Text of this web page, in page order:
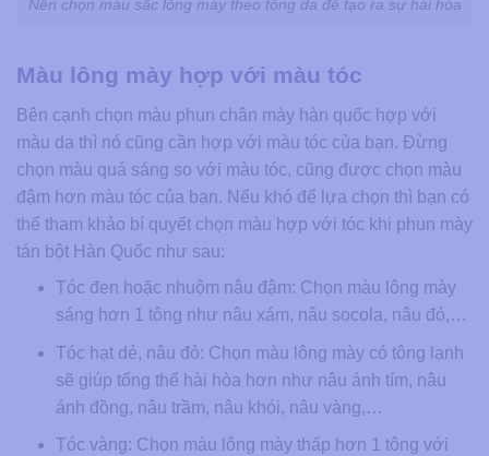
Nên chọn màu sắc lông mày theo tông da để tạo ra sự hài hòa
Màu lông mày hợp với màu tóc
Bên cạnh chọn màu phun chân mày hàn quốc hợp với
màu da thì nó cũng cần hợp với màu tóc của bạn. Đừng
chọn màu quá sáng so với màu tóc, cũng được chọn màu
đậm hơn màu tóc của bạn. Nếu khó để lựa chọn thì bạn có
thể tham khảo bí quyết chọn màu hợp với tóc khi phun mày
tán bột Hàn Quốc như sau:
Tóc đen hoặc nhuộm nâu đậm: Chọn màu lông mày
sáng hơn 1 tông như nâu xám, nâu socola, nâu đỏ,…
Tóc hạt dẻ, nâu đỏ: Chọn màu lông mày có tông lạnh
sẽ giúp tổng thể hài hòa hơn như nâu ánh tím, nâu
ánh đồng, nâu trầm, nâu khói, nâu vàng,…
Tóc vàng: Chọn màu lông mày thấp hơn 1 tông với